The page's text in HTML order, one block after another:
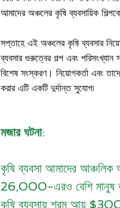
আমাদের অঞ্চলের কৃষি ব্যবসায়িক
সপ্তাহে এই অঞ্চলের কৃষি ব্যবসার
ব্যবসার গুরুত্বের গল্প এবং পরিসংখ্যান
বিশেষ সংস্করণ। নিয়োগকর্তা এবং
করার এটি একটি দুর্দান্ত সুযোগ৷
মজার ঘটনা:
কৃষি ব্যবসা আমাদের আঞ্চলিক
26,000-এরও বেশি মানুষ
কৃষি ব্যবসায় শ্রম আয় $300